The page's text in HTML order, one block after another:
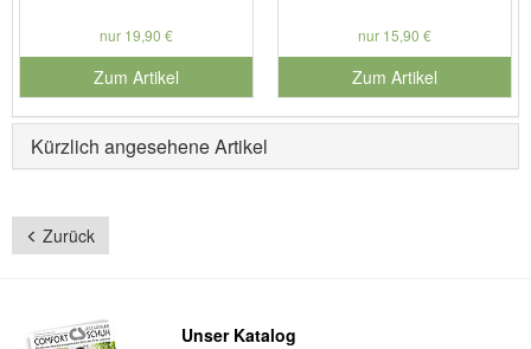
nur 19,90 €
Zum Artikel
nur 15,90 €
Zum Artikel
Kürzlich angesehene Artikel
Zurück
Unser Katalog